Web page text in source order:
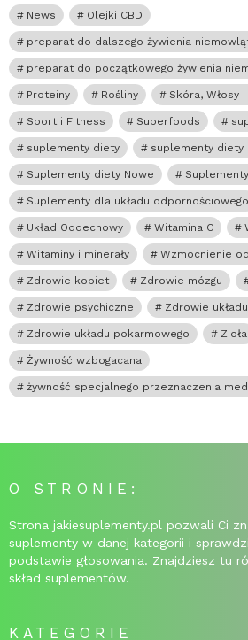
News Olejki CBD
preparat do dalszego żywienia
preparat do początkowego żywienia
Proteiny Rośliny Skóra, Włosy
Sport i Fitness Superfoods
suplementy diety suplementy diety
Suplementy diety Nowe
Suplementy dla układu odpornościowego
Układ Oddechowy Witamina C
Witaminy i minerały Wzmocnienie
Zdrowie kobiet Zdrowie mózgu
Zdrowie psychiczne Zdrowie
Zdrowie układu pokarmowego Zioła
Żywność wzbogacana
żywność specjalnego przeznaczenia
O STRONIE:
Strona jakiesuplementy.pl pozwali Ci
suplementy w danej kategorii i
podstawie głosowania. Znajdziesz tu
skład suplementów.
KATEGORIE